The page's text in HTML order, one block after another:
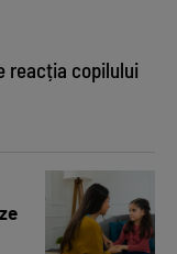
reacția copilului